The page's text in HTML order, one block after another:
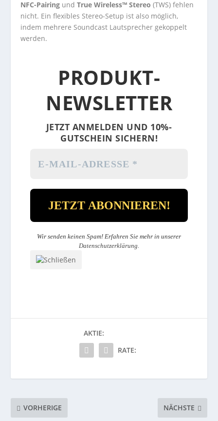
NFC-Pairing und True Wireless™ Stereo (TWS) fehlen
nicht. Ein flexibles Stereo-Setup ist also möglich,
indem mehrere Soundcast Lautsprecher gekoppelt
werden.
PRODUKT-
NEWSLETTER
JETZT ANMELDEN UND 10%-
GUTSCHEIN SICHERN!
Wir senden keinen Spam! Erfahren Sie mehr in unserer
Datenschutzerklärung
AKTIE:
RATE:
VORHERIGE NÄCHSTE